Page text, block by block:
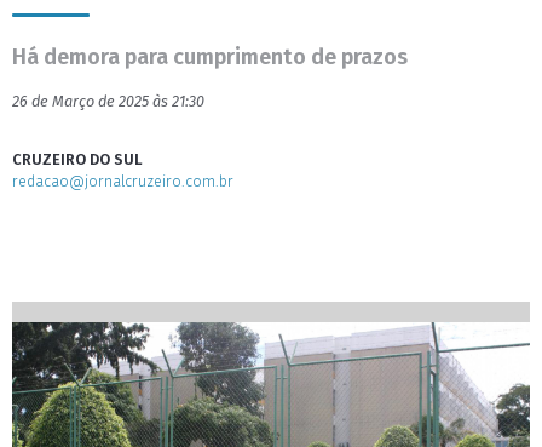
Há demora para cumprimento de prazos
26 de Março de 2025 às 21:30
CRUZEIRO DO SUL
redacao@jornalcruzeiro.com.br